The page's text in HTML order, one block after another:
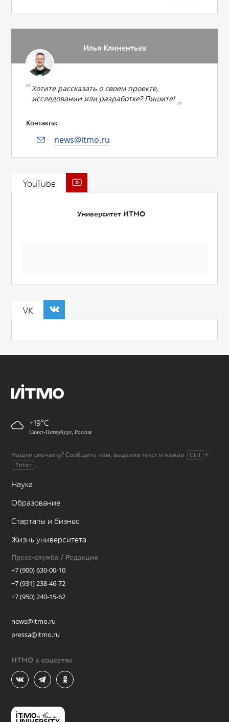
Илья Климентьев
Хотите рассказать о своем проекте,
исследовании или разработке? Пишите!
Контакты:
news@itmo.ru
YouTube
Университет ИТМО
VK
+19
Санкт-Петербург, Россия
Нашли опечатку? Сообщите нам, выделив текст и нажав Ctrl +
Enter .
Наука
Образование
Стартапы и бизнес
Жизнь университета
Пресс-служба / Редакция
+7 (900) 630-00-10
+7 (931) 238-46-72
+7 (950) 240-15-62
news@itmo.ru
pressa@itmo.ru
ИТМО в соцсетях